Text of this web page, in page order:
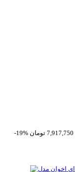
-19%
7,917,750 تومان